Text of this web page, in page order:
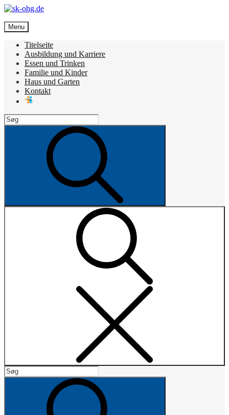
Skip
content
sk-ohg.de
Die besten Neuigkeiten
Menu
Titelseite
Ausbildung und Karriere
Essen und Trinken
Familie und Kinder
Haus und Garten
Kontakt
Search
for:
Search
for: